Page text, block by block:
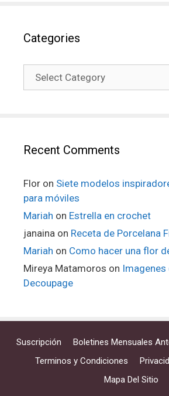
Categories
Recent Comments
Flor on Siete modelos
para móviles
Mariah on Estrella en crochet
janaina on Receta de Porcelana
Mariah on Como hacer una flor
Mireya Matamoros on Imagenes
Decoupage
Suscripción Boletines Mensuales
Terminos y Condiciones
Mapa Del Sitio